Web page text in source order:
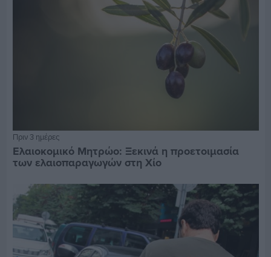
Πριν 3 ημέρες
Ελαιοκομικό Μητρώο: Ξεκινά η προετοιμασία
των ελαιοπαραγωγών στη Χίο